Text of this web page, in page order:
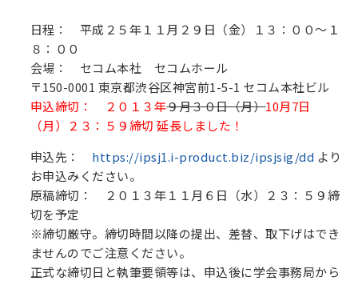
日程： 平成２５年１１月２９日（金）１３：００～１
８：００
会場： セコム本社 セコムホール
〒150-0001 東京都渋谷区神宮前1-5-1 セコム本社ビル
申込締切： ２０１３年９月３０日（月）10月7日
（月）
２３：５９締切 延長しました！
申込先： https://ipsj1.i-product.biz/ipsjsig/dd より
お申込みください。
原稿締切： ２０１３年１１月６日（水）２３：５９締
切を予定
※締切厳守。締切時間以降の提出、差替、取下げはでき
ませんのでご注意ください。
正式な締切日と執筆要領等は、申込後に学会事務局から